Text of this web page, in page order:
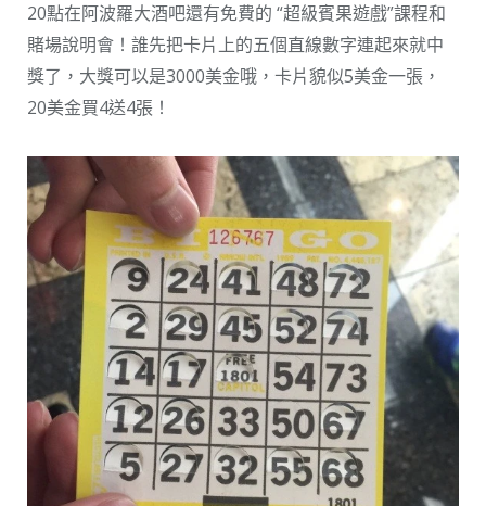
20點在阿波羅大酒吧還有免費的 “超級賓果遊戲”課程和
賭場說明會！誰先把卡片上的五個直線數字連起來就中
獎了，大獎可以是3000美金哦，卡片貌似5美金一張，
20美金買4送4張！